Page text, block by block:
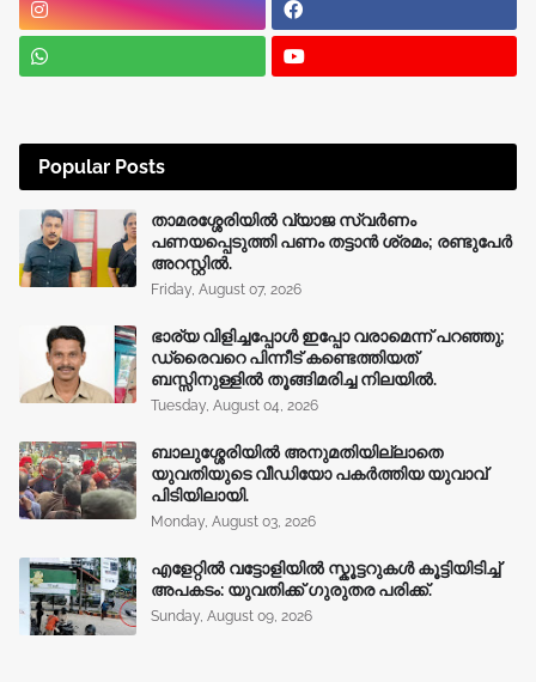
Popular Posts
താമരശ്ശേരിയിൽ വ്യാജ സ്വർണം
പണയപ്പെടുത്തി പണം തട്ടാൻ ശ്രമം; രണ്ടുപേർ
അറസ്റ്റിൽ.
Friday, August 07, 2026
ഭാര്യ വിളിച്ചപ്പോള്‍ ഇപ്പോ വരാമെന്ന് പറഞ്ഞു;
ഡ്രൈവറെ പിന്നീട് കണ്ടെത്തിയത്
ബസ്സിനുള്ളില്‍ തൂങ്ങിമരിച്ച നിലയിൽ.
Tuesday, August 04, 2026
ബാലുശ്ശേരിയിൽ അനുമതിയില്ലാതെ
യുവതിയുടെ വീഡിയോ പകർത്തിയ യുവാവ്
പിടിയിലായി.
Monday, August 03, 2026
എളേറ്റിൽ വട്ടോളിയിൽ സ്കൂട്ടറുകൾ കൂട്ടിയിടിച്ച്
അപകടം: യുവതിക്ക് ഗുരുതര പരിക്ക്.
Sunday, August 09, 2026